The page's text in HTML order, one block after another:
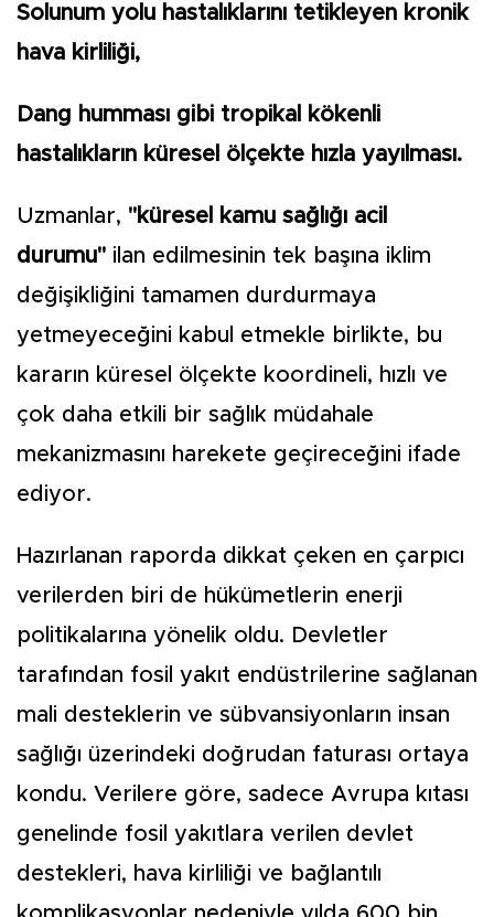
Solunum yolu hastalıklarını tetikleyen kronik
hava kirliliği,
Dang humması gibi tropikal kökenli
hastalıkların küresel ölçekte hızla yayılması.
Uzmanlar, "küresel kamu sağlığı acil
durumu" ilan edilmesinin tek başına iklim
değişikliğini tamamen durdurmaya
yetmeyeceğini kabul etmekle birlikte, bu
kararın küresel ölçekte koordineli, hızlı ve
çok daha etkili bir sağlık müdahale
mekanizmasını harekete geçireceğini ifade
ediyor.
Hazırlanan raporda dikkat çeken en çarpıcı
verilerden biri de hükümetlerin enerji
politikalarına yönelik oldu. Devletler
tarafından fosil yakıt endüstrilerine sağlanan
mali desteklerin ve sübvansiyonların insan
sağlığı üzerindeki doğrudan faturası ortaya
kondu. Verilere göre, sadece Avrupa kıtası
genelinde fosil yakıtlara verilen devlet
destekleri, hava kirliliği ve bağlantılı